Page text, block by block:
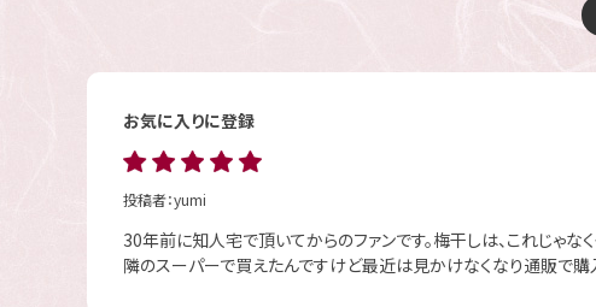
お気に入りに登録
投稿者：yumi
30年前に知人宅で頂いてからのファンです。梅干しは、これじゃな
隣のスーパーで買えたんですけど最近は見かけなくなり通販で購